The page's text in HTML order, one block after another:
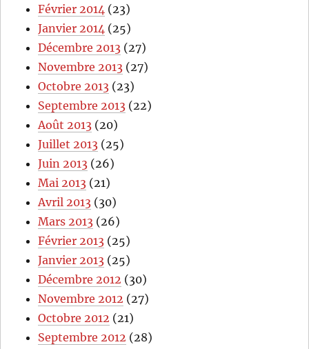
Février 2014 (23)
Janvier 2014 (25)
Décembre 2013 (27)
Novembre 2013 (27)
Octobre 2013 (23)
Septembre 2013 (22)
Août 2013 (20)
Juillet 2013 (25)
Juin 2013 (26)
Mai 2013 (21)
Avril 2013 (30)
Mars 2013 (26)
Février 2013 (25)
Janvier 2013 (25)
Décembre 2012 (30)
Novembre 2012 (27)
Octobre 2012 (21)
Septembre 2012 (28)